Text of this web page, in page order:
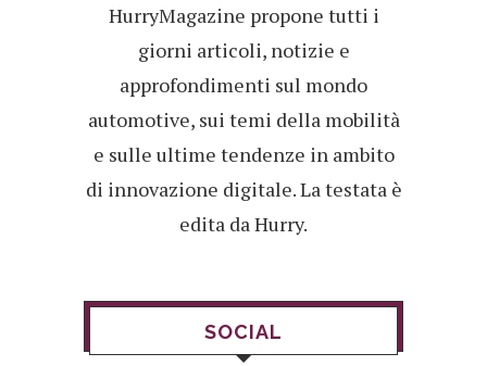
HurryMagazine propone tutti i
giorni articoli, notizie e
approfondimenti sul mondo
automotive, sui temi della mobilità
e sulle ultime tendenze in ambito
di innovazione digitale. La testata è
edita da Hurry.
SOCIAL